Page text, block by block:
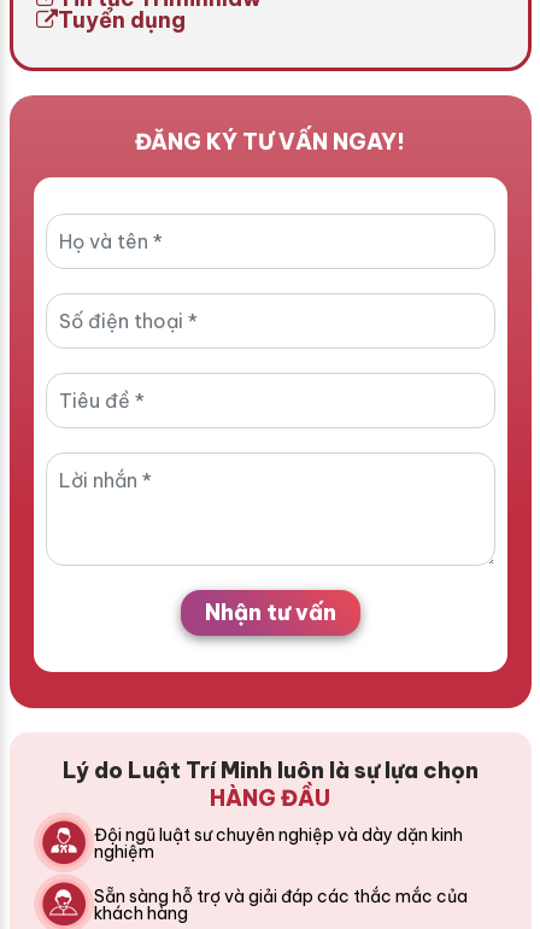
Tuyển dụng
ĐĂNG KÝ TƯ VẤN NGAY!
Nhận tư vấn
Lý do Luật Trí Minh luôn là sự lựa chọn
HÀNG ĐẦU
Đội ngũ luật sư chuyên nghiệp và dày dặn kinh
nghiệm
Sẵn sàng hỗ trợ và giải đáp các thắc mắc của
khách hàng